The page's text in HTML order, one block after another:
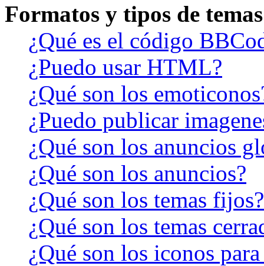
Formatos y tipos de temas
¿Qué es el código
¿Puedo usar HTML?
¿Qué son los
¿Puedo publicar
¿Qué son los anuncios
¿Qué son los anuncios?
¿Qué son los temas fijos?
¿Qué son los temas
¿Qué son los iconos